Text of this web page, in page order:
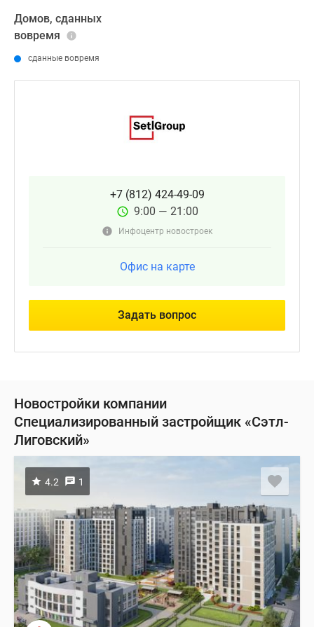
Домов, сданных
вовремя
сданные вовремя
+7 (812) 424-49-09
9:00 — 21:00
Инфоцентр новостроек
Офис на карте
Задать вопрос
Новостройки компании
Специализированный застройщик «Сэтл-
Лиговский»
4.2 1